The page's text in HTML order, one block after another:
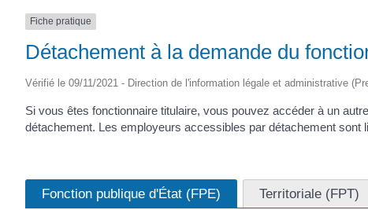
Fiche pratique
Détachement à la demande du
Vérifié le 09/11/2021 - Direction de l'information légale et administrative
Si vous êtes fonctionnaire titulaire, vous pouvez accéder à un
détachement. Les employeurs accessibles par détachement sont
Fonction publique d'État (FPE) Territoriale (FPT)